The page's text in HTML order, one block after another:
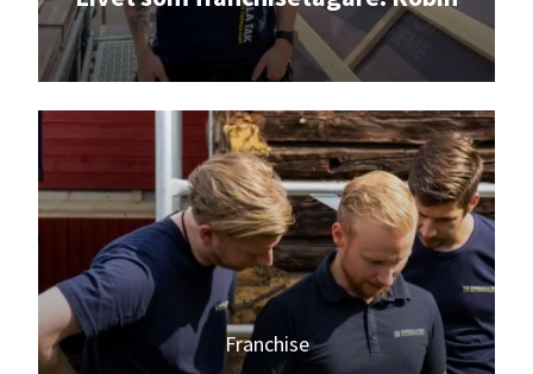
Franchise